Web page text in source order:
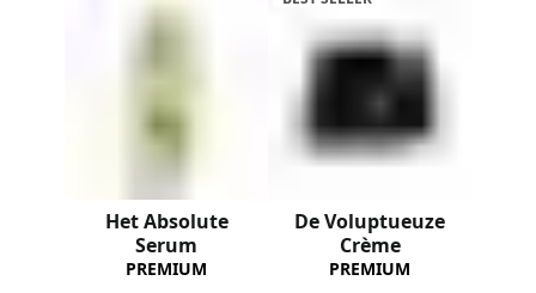
Het Absolute
Serum
PREMIUM
De Voluptueuze
Crème
PREMIUM